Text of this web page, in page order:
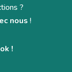
?
nous !
!